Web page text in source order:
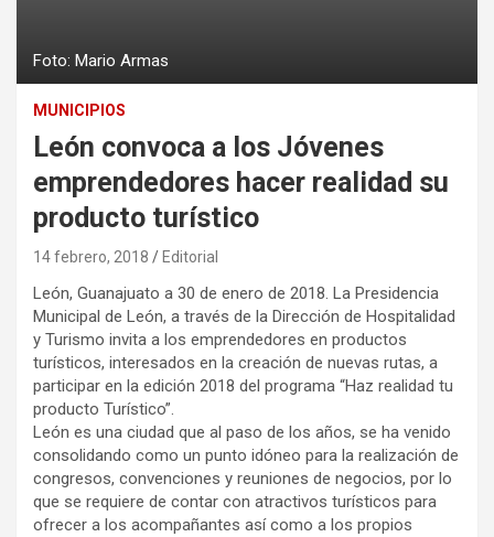
Foto: Mario Armas
MUNICIPIOS
León convoca a los Jóvenes
emprendedores hacer realidad su
producto turístico
14 febrero, 2018 Editorial
León, Guanajuato a 30 de enero de 2018. La Presidencia
Municipal de León, a través de la Dirección de Hospitalidad
y Turismo invita a los emprendedores en productos
turísticos, interesados en la creación de nuevas rutas, a
participar en la edición 2018 del programa “Haz realidad tu
producto Turístico”.
León es una ciudad que al paso de los años, se ha venido
consolidando como un punto idóneo para la realización de
congresos, convenciones y reuniones de negocios, por lo
que se requiere de contar con atractivos turísticos para
ofrecer a los acompañantes así como a los propios